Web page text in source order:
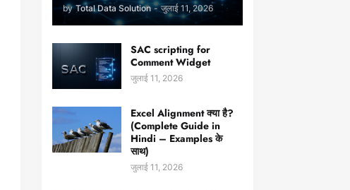
by Total Data Solution - जुलाई 11, 2026
SAC scripting for
Comment Widget
जुलाई 11, 2026
Excel Alignment क्या है?
(Complete Guide in
Hindi – Examples के
साथ)
जुलाई 11, 2026